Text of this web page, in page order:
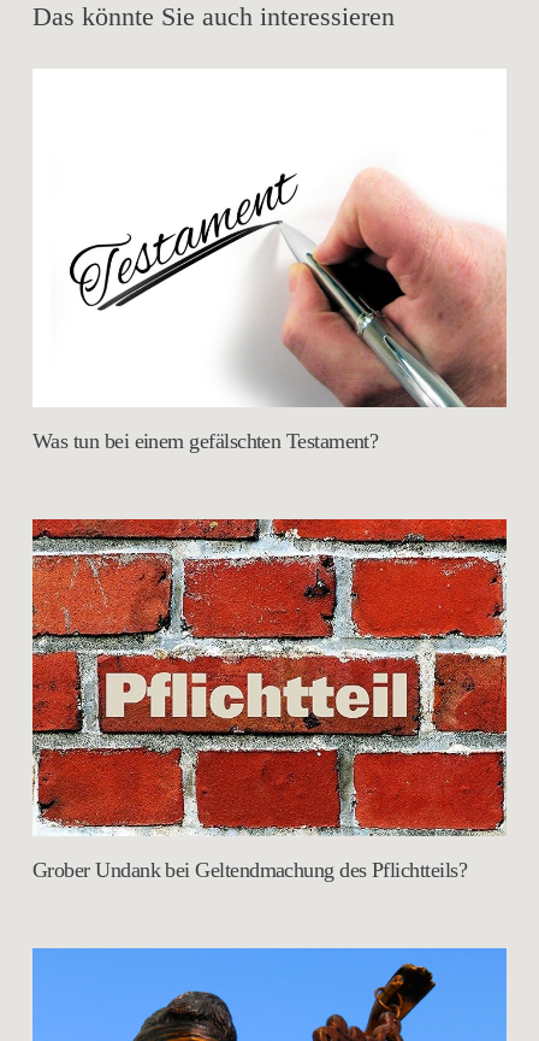
Das könnte Sie auch interessieren
Was tun bei einem gefälschten Testament?
Grober Undank bei Geltendmachung des Pflichtteils?